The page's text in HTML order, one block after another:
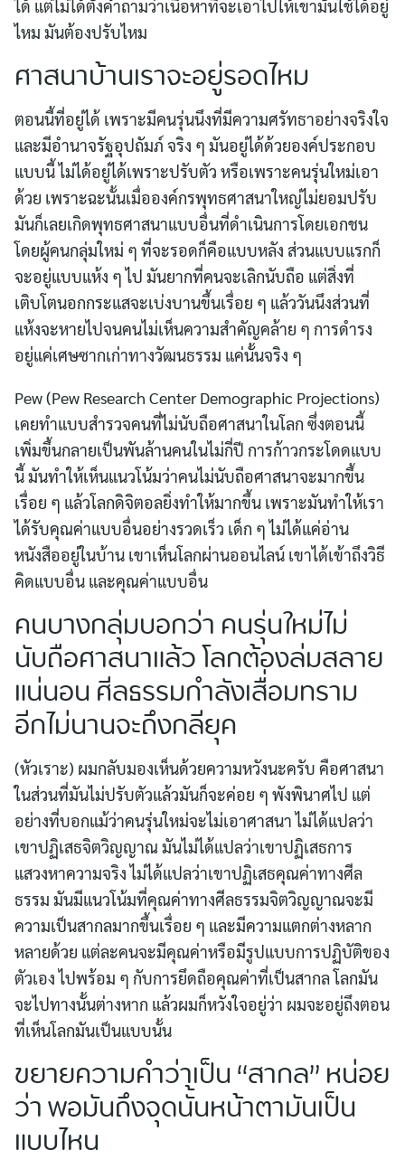
ได้ แต่ไม่ได้ตั้งคำถามว่าเนื้อหาที่จะเอาไปให้เขามันใช้ได้อยู่
ไหม มันต้องปรับไหม
ศาสนาบ้านเราจะอยู่รอดไหม
ตอนนี้ที่อยู่ได้ เพราะมีคนรุ่นนึงที่มีความศรัทธาอย่างจริงใจ
และมีอำนาจรัฐอุปถัมภ์ จริง ๆ มันอยู่ได้ด้วยองค์ประกอบ
แบบนี้ ไม่ได้อยู่ได้เพราะปรับตัว หรือเพราะคนรุ่นใหม่เอา
ด้วย เพราะฉะนั้นเมื่อองค์กรพุทธศาสนาใหญ่ไม่ยอมปรับ
มันก็เลยเกิดพุทธศาสนาแบบอื่นที่ดำเนินการโดยเอกชน
โดยผู้คนกลุ่มใหม่ ๆ ที่จะรอดก็คือแบบหลัง ส่วนแบบแรกก็
จะอยู่แบบแห้ง ๆ ไป มันยากที่คนจะเลิกนับถือ แต่สิ่งที่
เติบโตนอกกระแสจะเบ่งบานขึ้นเรื่อย ๆ แล้ววันนึงส่วนที่
แห้งจะหายไปจนคนไม่เห็นความสำคัญคล้าย ๆ การดำรง
อยู่แค่เศษซากเก่าทางวัฒนธรรม แค่นั้นจริง ๆ
Pew (Pew Research Center Demographic Projections)
เคยทำแบบสำรวจคนที่ไม่นับถือศาสนาในโลก ซึ่งตอนนี้
เพิ่มขึ้นกลายเป็นพันล้านคนในไม่กี่ปี การก้าวกระโดดแบบ
นี้ มันทำให้เห็นแนวโน้มว่าคนไม่นับถือศาสนาจะมากขึ้น
เรื่อย ๆ แล้วโลกดิจิตอลยิ่งทำให้มากขึ้น เพราะมันทำให้เรา
ได้รับคุณค่าแบบอื่นอย่างรวดเร็ว เด็ก ๆ ไม่ได้แค่อ่าน
หนังสืออยู่ในบ้าน เขาเห็นโลกผ่านออนไลน์ เขาได้เข้าถึงวิธี
คิดแบบอื่น และคุณค่าแบบอื่น
คนบางกลุ่มบอกว่า คนรุ่นใหม่ไม่
นับถือศาสนาแล้ว โลกต้องล่มสลาย
แน่นอน ศีลธรรมกำลังเสื่อมทราม
อีกไม่นานจะถึงกลียุค
(หัวเราะ) ผมกลับมองเห็นด้วยความหวังนะครับ คือศาสนา
ในส่วนที่มันไม่ปรับตัวแล้วมันก็จะค่อย ๆ พังพินาศไป แต่
อย่างที่บอกแม้ว่าคนรุ่นใหม่จะไม่เอาศาสนา ไม่ได้แปลว่า
เขาปฏิเสธจิตวิญญาณ มันไม่ได้แปลว่าเขาปฏิเสธการ
แสวงหาความจริง ไม่ได้แปลว่าเขาปฏิเสธคุณค่าทางศีล
ธรรม มันมีแนวโน้มที่คุณค่าทางศีลธรรมจิตวิญญาณจะมี
ความเป็นสากลมากขึ้นเรื่อย ๆ และมีความแตกต่างหลาก
หลายด้วย แต่ละคนจะมีคุณค่าหรือมีรูปแบบการปฏิบัติของ
ตัวเอง ไปพร้อม ๆ กับการยึดถือคุณค่าที่เป็นสากล โลกมัน
จะไปทางนั้นต่างหาก แล้วผมก็หวังใจอยู่ว่า ผมจะอยู่ถึงตอน
ที่เห็นโลกมันเป็นแบบนั้น
ขยายความคำว่าเป็น “สากล” หน่อย
ว่า พอมันถึงจุดนั้นหน้าตามันเป็น
แบบไหน